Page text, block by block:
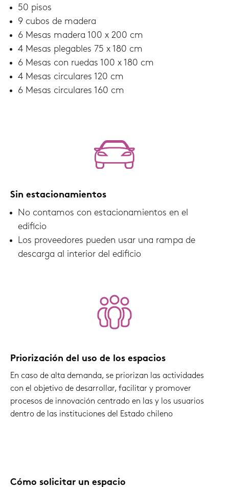
50 pisos
9 cubos de madera
6 Mesas madera 100 x 200 cm
4 Mesas plegables 75 x 180 cm
6 Mesas con ruedas 100 x 180 cm
4 Mesas circulares 120 cm
6 Mesas circulares 160 cm
Sin estacionamientos
No contamos con estacionamientos en el
edificio
Los proveedores pueden usar una rampa de
descarga al interior del edificio
Priorización del uso de los espacios
En caso de alta demanda, se priorizan las actividades
con el objetivo de desarrollar, facilitar y promover
procesos de innovación centrado en las y los usuarios
dentro de las instituciones del Estado chileno
Cómo solicitar un espacio